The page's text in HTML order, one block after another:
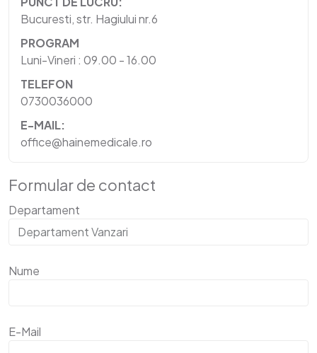
Bucuresti, str. Hagiului nr.6
PROGRAM
Luni-Vineri : 09.00 - 16.00
TELEFON
0730036000
E-MAIL:
office@hainemedicale.ro
Formular de contact
Departament
Nume
E-Mail